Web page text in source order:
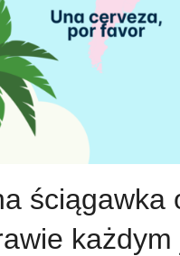
ściągawka
każdym